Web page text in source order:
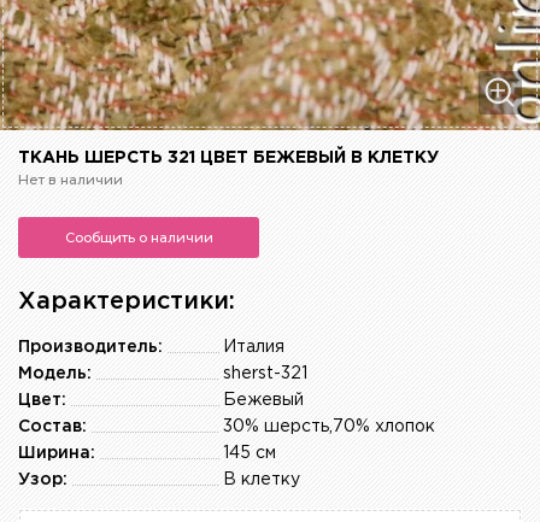
ТКАНЬ ШЕРСТЬ 321 ЦВЕТ БЕЖЕВЫЙ В КЛЕТКУ
Нет в наличии
Сообщить о наличии
Характеристики:
Италия
Производитель:
sherst-321
Модель:
Бежевый
Цвет:
30% шерсть,70% хлопок
Состав:
145 см
Ширина:
В клетку
Узор: